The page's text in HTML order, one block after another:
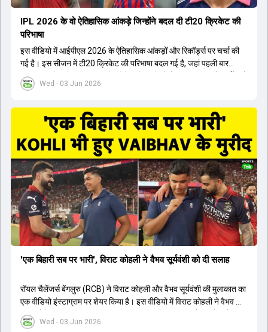
Wed - 03 Jun 2026
IPL 2026 के वो ऐतिहासिक आंकड़े जिन्होंने बदल दी टी20 क्रिकेट की
परिभाषा
इस वीडियो में आईपीएल 2026 के ऐतिहासिक आंकड़ों और रिकॉर्ड्स पर चर्चा की
गई है। इस सीजन में टी20 क्रिकेट की परिभाषा बदल गई है, जहां पहली बार
भारतीय बल्लेबाजों का स्ट्राइक रेट विदेशी खिलाड़ियों से ज्यादा रहा। पूरे टूर्नामेंट में
1426 छक्के लगे और 65 बार टीमों ने 200 से ज्यादा का स्कोर बनाया, जो एक
स्ट्राइक रेट के साथ मोस्ट वैल्युएबल प्लेयर का खिताब जीता। इसके अलावा पंजाब
और बेंगलुरु के प्रदर्शन के साथ-साथ लक्ष्य का पीछा करने वाली टीमों की सफलता
के आंकड़ों का भी विश्लेषण किया गया है।
Wed - 03 Jun 2026
'एक बिहारी सब पर भारी', विराट कोहली ने वैभव सूर्यवंशी को दी सलाह
रॉयल चैलेंजर्स बेंगलुरु (RCB) ने विराट कोहली और वैभव सूर्यवंशी की मुलाकात का
एक वीडियो इंस्टाग्राम पर शेयर किया है। इस वीडियो में विराट कोहली ने वैभव को
सलाह देते हुए कहा, 'एक बिहारी सब पर भारी। बस गेम खत्म।' कोहली ने उन्हें खुद
पर विश्वास रखने और नकारात्मक बातों पर ध्यान न देने की सलाह दी। आईपीएल